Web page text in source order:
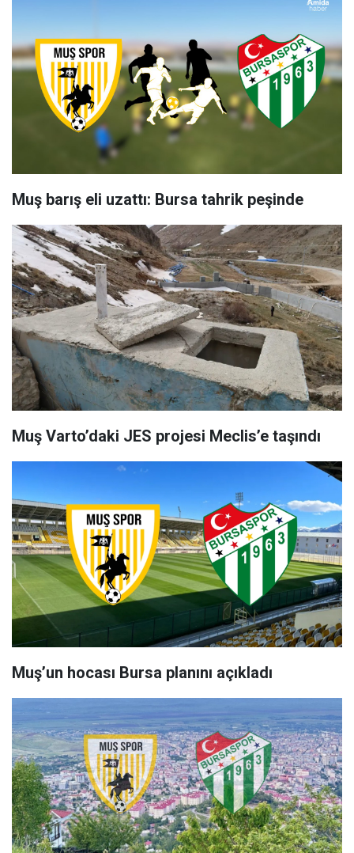
Muş barış eli uzattı: Bursa tahrik peşinde
Muş Varto’daki JES projesi Meclis’e taşındı
Muş’un hocası Bursa planını açıkladı